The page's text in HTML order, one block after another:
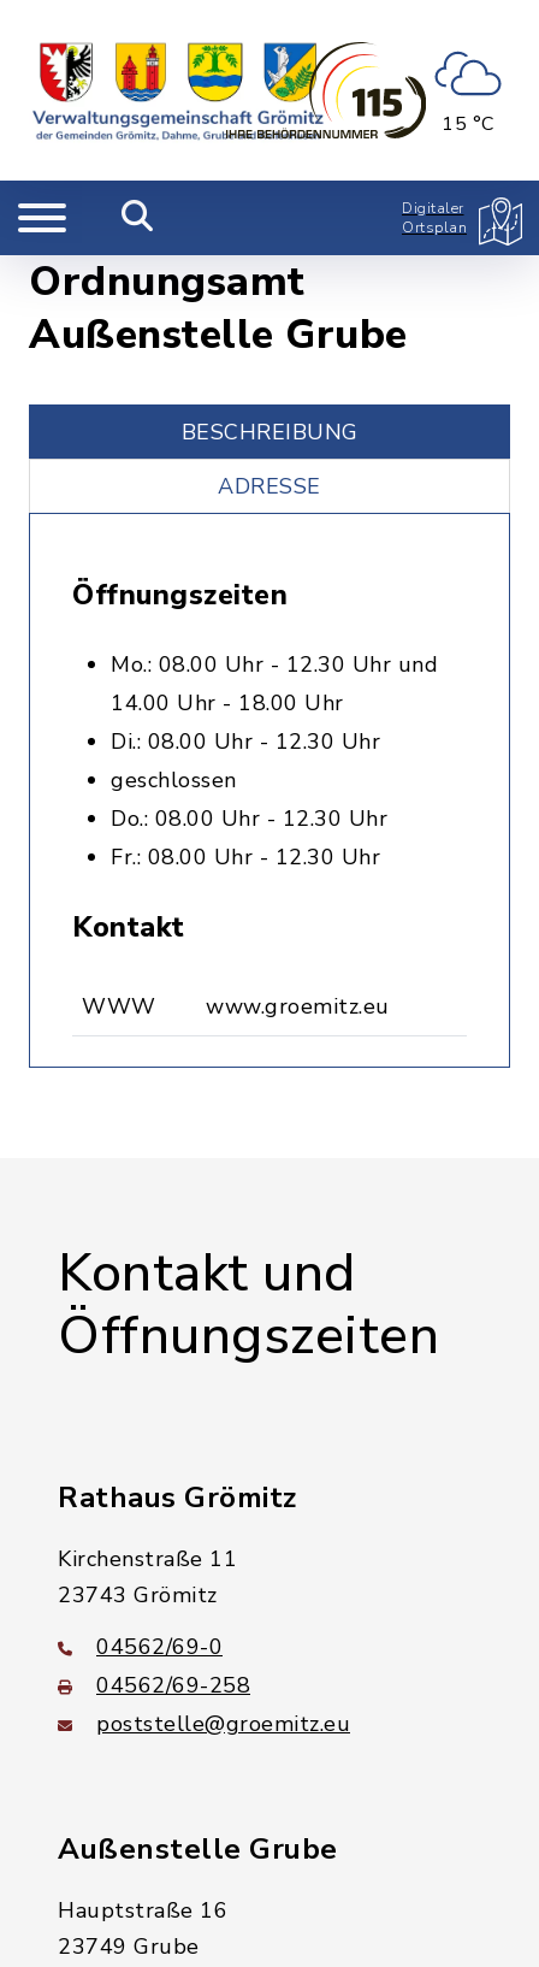
15 °C
Digitaler
Ortsplan
Ordnungsamt
Außenstelle Grube
BESCHREIBUNG
ADRESSE
Öffnungszeiten
Mo.: 08.00 Uhr - 12.30 Uhr und
14.00 Uhr - 18.00 Uhr
Di.: 08.00 Uhr - 12.30 Uhr
geschlossen
Do.: 08.00 Uhr - 12.30 Uhr
Fr.: 08.00 Uhr - 12.30 Uhr
Kontakt
WWW www.groemitz.eu
Kontakt und
Öffnungszeiten
Rathaus Grömitz
Kirchenstraße 11
23743 Grömitz
04562/69-0
04562/69-258
poststelle@groemitz.eu
Außenstelle Grube
Hauptstraße 16
23749 Grube